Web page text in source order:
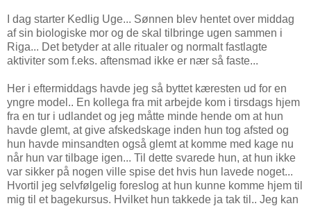
I dag starter Kedlig Uge... Sønnen blev hentet over middag
af sin biologiske mor og de skal tilbringe ugen sammen i
Riga... Det betyder at alle ritualer og normalt fastlagte
aktiviter som f.eks. aftensmad ikke er nær så faste...
Her i eftermiddags havde jeg så byttet kæresten ud for en
yngre model.. En kollega fra mit arbejde kom i tirsdags hjem
fra en tur i udlandet og jeg måtte minde hende om at hun
havde glemt, at give afskedskage inden hun tog afsted og
hun havde minsandten også glemt at komme med kage nu
når hun var tilbage igen... Til dette svarede hun, at hun ikke
var sikker på nogen ville spise det hvis hun lavede noget...
Hvortil jeg selvfølgelig foreslog at hun kunne komme hjem til
mig til et bagekursus. Hvilket hun takkede ja tak til.. Jeg kan